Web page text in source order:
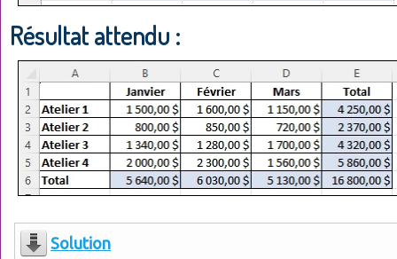
Résultat attendu :
Solution